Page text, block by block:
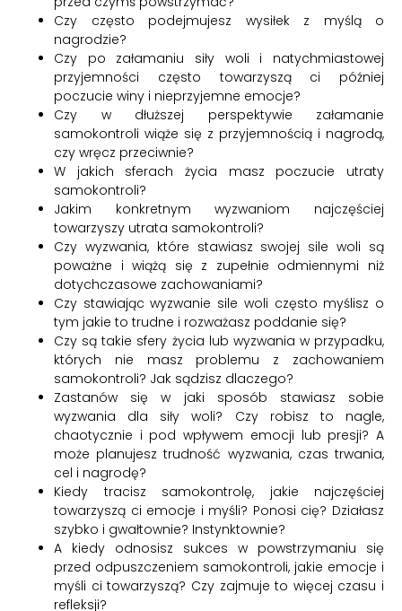
Czy często podejmujesz wysiłek z myślą o
nagrodzie?
Czy po załamaniu siły woli i natychmiastowej
przyjemności często towarzyszą ci później
poczucie winy i nieprzyjemne emocje?
Czy w dłuższej perspektywie załamanie
samokontroli wiąże się z przyjemnością i nagrodą,
czy wręcz przeciwnie?
W jakich sferach życia masz poczucie utraty
samokontroli?
Jakim konkretnym wyzwaniom najczęściej
towarzyszy utrata samokontroli?
Czy wyzwania, które stawiasz swojej sile woli są
poważne i wiążą się z zupełnie odmiennymi niż
dotychczasowe zachowaniami?
Czy stawiając wyzwanie sile woli często myślisz o
tym jakie to trudne i rozważasz poddanie się?
Czy są takie sfery życia lub wyzwania w przypadku,
których nie masz problemu z zachowaniem
samokontroli? Jak sądzisz dlaczego?
Zastanów się w jaki sposób stawiasz sobie
wyzwania dla siły woli? Czy robisz to nagle,
chaotycznie i pod wpływem emocji lub presji? A
może planujesz trudność wyzwania, czas trwania,
cel i nagrodę?
Kiedy tracisz samokontrolę, jakie najczęściej
towarzyszą ci emocje i myśli? Ponosi cię? Działasz
szybko i gwałtownie? Instynktownie?
A kiedy odnosisz sukces w powstrzymaniu się
przed odpuszczeniem samokontroli, jakie emocje i
myśli ci towarzyszą? Czy zajmuje to więcej czasu i
refleksji?